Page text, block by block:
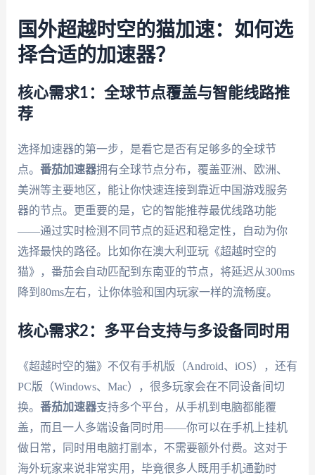
国外超越时空的猫加速：如何选
择合适的加速器？
核心需求1：全球节点覆盖与智能线路推
荐
选择加速器的第一步，是看它是否有足够多的全球节
点。 番茄加速器拥有全球节点分布，覆盖亚洲、欧洲、
美洲等主要地区，能让你快速连接到靠近中国游戏服务
器的节点。更重要的是，它的智能推荐最优线路功能
——通过实时检测不同节点的延迟和稳定性，自动为你
选择最快的路径。比如你在澳大利亚玩《超越时空的
猫》，番茄会自动匹配到东南亚的节点，将延迟从300ms
降到80ms左右，让你体验和国内玩家一样的流畅度。
核心需求2：多平台支持与多设备同时用
《超越时空的猫》不仅有手机版（Android、iOS），还有
PC版（Windows、Mac），很多玩家会在不同设备间切
换。 番茄加速器支持多个平台，从手机到电脑都能覆
盖，而且一人多端设备同时用——你可以在手机上挂机
做日常，同时用电脑打副本，不需要额外付费。这对于
海外玩家来说非常实用，毕竟很多人既用手机通勤时